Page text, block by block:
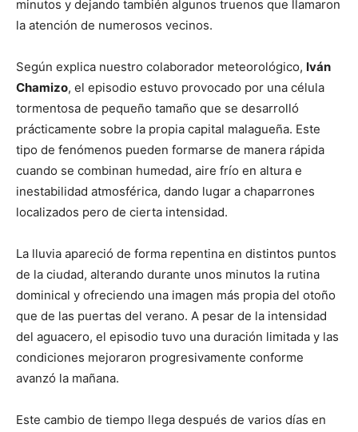
minutos y dejando también algunos truenos que llamaron
la atención de numerosos vecinos.
Según explica nuestro colaborador meteorológico, Iván
Chamizo, el episodio estuvo provocado por una célula
tormentosa de pequeño tamaño que se desarrolló
prácticamente sobre la propia capital malagueña. Este
tipo de fenómenos pueden formarse de manera rápida
cuando se combinan humedad, aire frío en altura e
inestabilidad atmosférica, dando lugar a chaparrones
localizados pero de cierta intensidad.
La lluvia apareció de forma repentina en distintos puntos
de la ciudad, alterando durante unos minutos la rutina
dominical y ofreciendo una imagen más propia del otoño
que de las puertas del verano. A pesar de la intensidad
del aguacero, el episodio tuvo una duración limitada y las
condiciones mejoraron progresivamente conforme
avanzó la mañana.
Este cambio de tiempo llega después de varios días en